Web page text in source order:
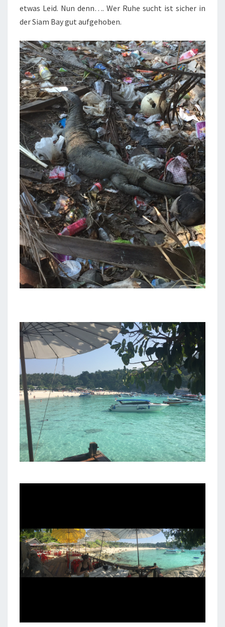
etwas Leid. Nun denn…. Wer Ruhe sucht ist sicher in
der Siam Bay gut aufgehoben.